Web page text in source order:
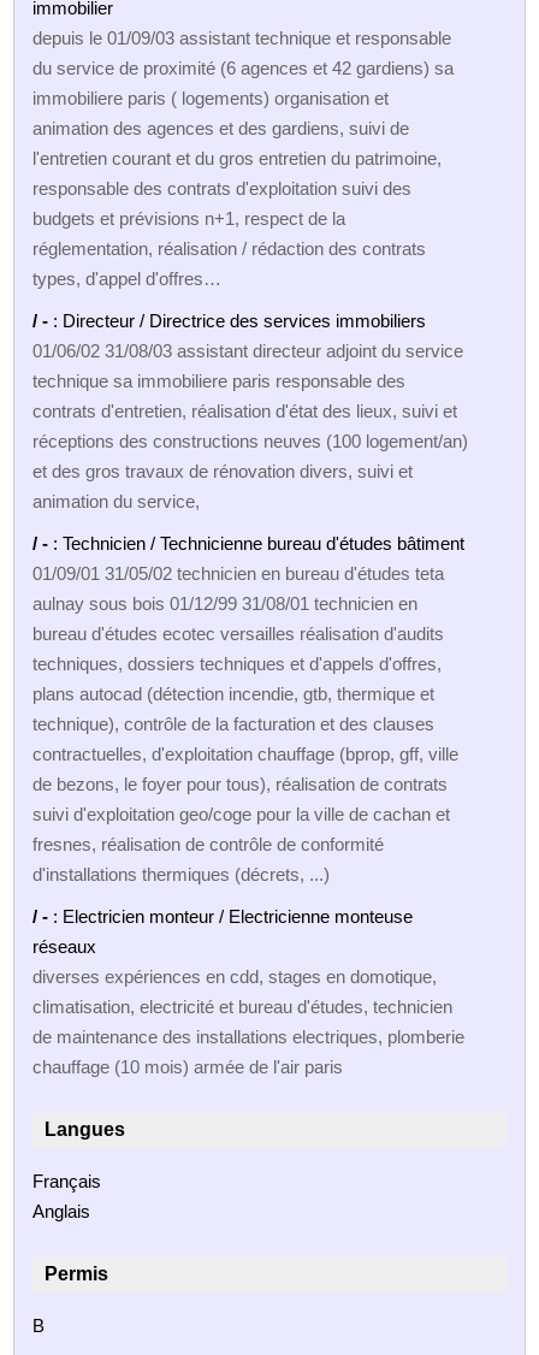
immobilier
depuis le 01/09/03 assistant technique et responsable
du service de proximité (6 agences et 42 gardiens) sa
immobiliere paris ( logements) organisation et
animation des agences et des gardiens, suivi de
l'entretien courant et du gros entretien du patrimoine,
responsable des contrats d'exploitation suivi des
budgets et prévisions n+1, respect de la
réglementation, réalisation / rédaction des contrats
types, d'appel d'offres…
/ - : Directeur / Directrice des services immobiliers
01/06/02 31/08/03 assistant directeur adjoint du service
technique sa immobiliere paris responsable des
contrats d'entretien, réalisation d'état des lieux, suivi et
réceptions des constructions neuves (100 logement/an)
et des gros travaux de rénovation divers, suivi et
animation du service,
/ - : Technicien / Technicienne bureau d'études bâtiment
01/09/01 31/05/02 technicien en bureau d'études teta
aulnay sous bois 01/12/99 31/08/01 technicien en
bureau d'études ecotec versailles réalisation d'audits
techniques, dossiers techniques et d'appels d'offres,
plans autocad (détection incendie, gtb, thermique et
technique), contrôle de la facturation et des clauses
contractuelles, d'exploitation chauffage (bprop, gff, ville
de bezons, le foyer pour tous), réalisation de contrats
suivi d'exploitation geo/coge pour la ville de cachan et
fresnes, réalisation de contrôle de conformité
d'installations thermiques (décrets, ...)
/ - : Electricien monteur / Electricienne monteuse
réseaux
diverses expériences en cdd, stages en domotique,
climatisation, electricité et bureau d'études, technicien
de maintenance des installations electriques, plomberie
chauffage (10 mois) armée de l'air paris
Langues
Français
Anglais
Permis
B